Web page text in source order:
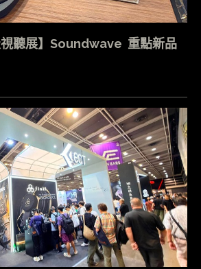
視聽展】Soundwave 重點新品